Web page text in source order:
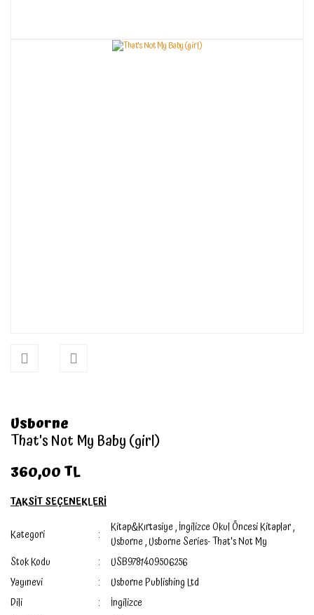
Usborne
That's Not My Baby (girl)
360,00 TL
TAKSİT SEÇENEKLERİ
Kategori Kitap&Kırtasiye,İngilizce Okul Öncesi Kitaplar,
Usborne,Usborne Series- That's Not My
Stok Kodu
USB9781409506256
Yayınevi
Usborne Publishing Ltd
Dili
İngilizce